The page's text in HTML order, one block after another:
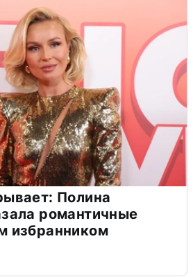
Полина
романтичные
избранником